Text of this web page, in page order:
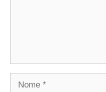
Nome